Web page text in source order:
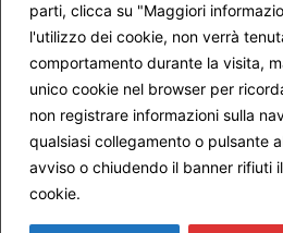
parti, clicca su "Maggiori
l'utilizzo dei cookie, non verrà
comportamento durante la visita,
unico cookie nel browser per
non registrare informazioni sulla
qualsiasi collegamento o pulsante
avviso o chiudendo il banner rifiuti
cookie.
Login redattori Cookie
Seguici